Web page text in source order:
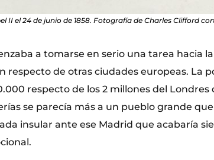
II el 24 de junio de 1858. Fotografía de Charles Clifford
a tomarse en serio una tarea hacia
respecto de otras ciudades europeas. La
respecto de los 2 millones del Londres
se parecía más a un pueblo grande
insular ante ese Madrid que acabaría